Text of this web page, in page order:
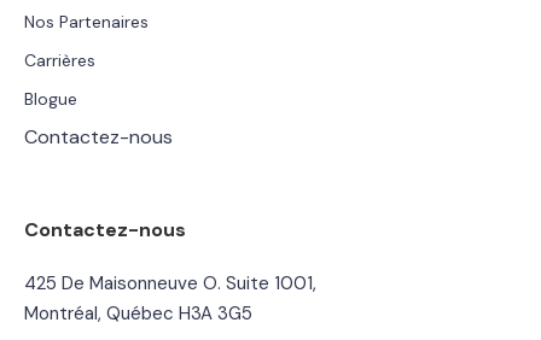
Nos Partenaires
Carrières
Blogue
Contactez-nous
Contactez-nous
425 De Maisonneuve O. Suite 1001,
Montréal, Québec H3A 3G5